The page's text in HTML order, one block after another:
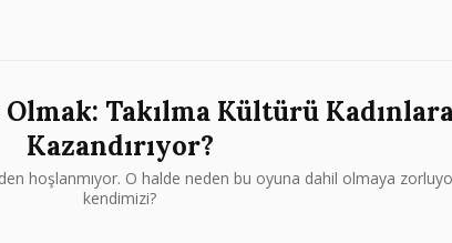
Takılma Kültürü
Kazandırıyor?
hoşlanmıyor. O halde neden bu oyuna dahil olmaya
kendimizi?